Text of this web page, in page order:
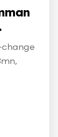
change